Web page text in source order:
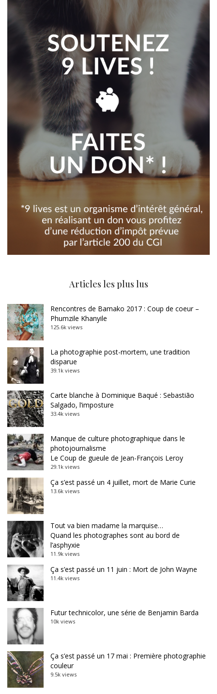
Articles les plus lus
Rencontres de Bamako 2017 : Coup de coeur –
Phumzile Khanyile
125.6k views
La photographie post-mortem, une tradition
disparue
39.1k views
Carte blanche à Dominique Baqué : Sebastião
Salgado, l’imposture
33.4k views
Manque de culture photographique dans le
photojournalisme
Le Coup de gueule de Jean-François Leroy
29.1k views
Ça s’est passé un 4 juillet, mort de Marie Curie
13.6k views
Tout va bien madame la marquise…
Quand les photographes sont au bord de
l’asphyxie
11.9k views
Ça s’est passé un 11 juin : Mort de John Wayne
11.4k views
Futur technicolor, une série de Benjamin Barda
10k views
Ça s’est passé un 17 mai : Première photographie
couleur
9.5k views